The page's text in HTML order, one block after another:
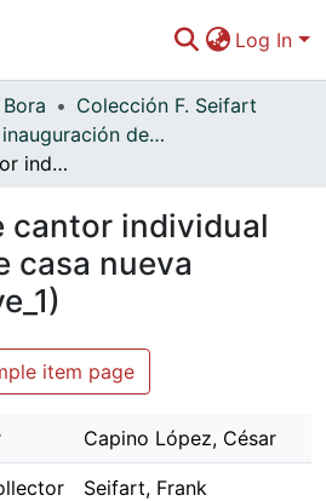
Log In
Bora
Colección F. Seifart
Baile de inauguración de maloca (Bahja)
Canciones de cantor individual de la fiesta de casa nueva (bahja_siijyuve_1)
cantor individual
casa nueva
item page
Capino López, César
Seifart, Frank